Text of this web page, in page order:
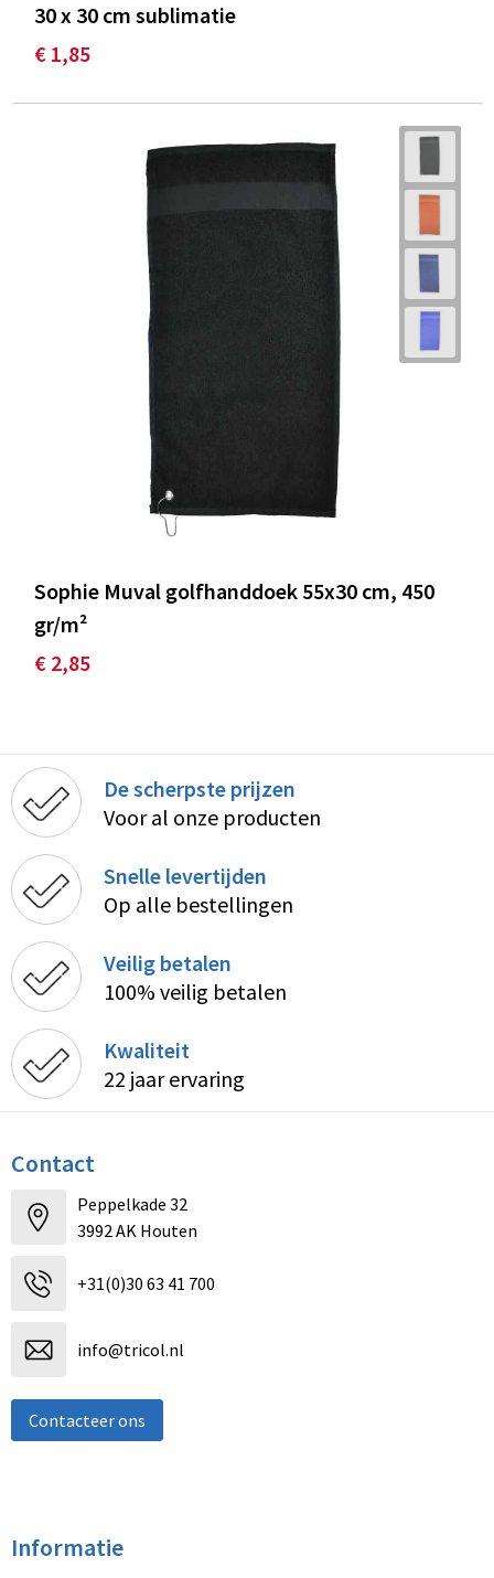
30 x 30 cm sublimatie
€ 1,85
Sophie Muval golfhanddoek 55x30 cm, 450
gr/m²
€ 2,85
De scherpste prijzen
Voor al onze producten
Snelle levertijden
Op alle bestellingen
Veilig betalen
100% veilig betalen
Kwaliteit
22 jaar ervaring
Contact
Peppelkade 32
3992 AK Houten
+31(0)30 63 41 700
info@tricol.nl
Contacteer ons
Informatie